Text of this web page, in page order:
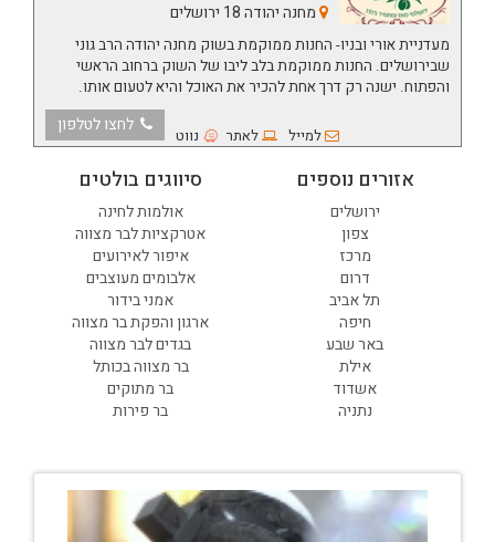
מחנה יהודה 18 ירושלים
מעדניית אורי ובניו- החנות ממוקמת בשוק מחנה יהודה הרב גוני
שבירושלים. החנות ממוקמת בלב ליבו של השוק ברחוב הראשי
והפתוח. ישנה רק דרך אחת להכיר את האוכל והיא לטעום אותו.
למייל לאתר נווט לחצו לטלפון
סיווגים בולטים
אולמות לחינה
אטרקציות לבר מצווה
איפור לאירועים
אלבומים מעוצבים
אמני בידור
ארגון והפקת בר מצווה
בגדים לבר מצווה
בר מצווה בכותל
בר מתוקים
בר פירות
אזורים נוספים
ירושלים
צפון
מרכז
דרום
תל אביב
חיפה
באר שבע
אילת
אשדוד
נתניה